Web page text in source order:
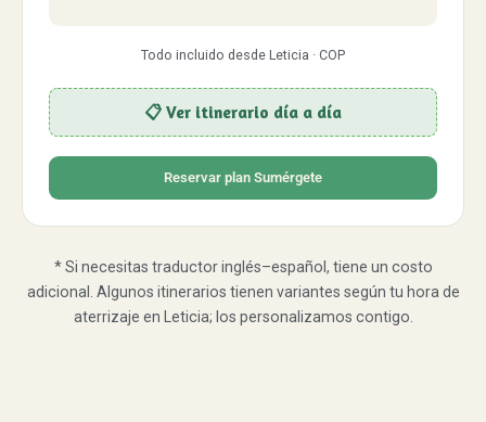
Todo incluido desde Leticia · COP
📋 Ver itinerario día a día
Reservar plan Sumérgete
* Si necesitas traductor inglés–español, tiene un costo
adicional. Algunos itinerarios tienen variantes según tu hora de
aterrizaje en Leticia; los personalizamos contigo.